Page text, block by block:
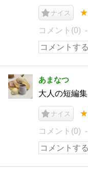
ナイス
コメント(0)
あまなつ
大人の短編
ナイス
コメント(0)